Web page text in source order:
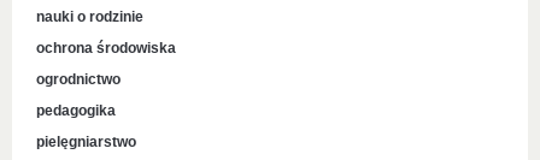
nauki o rodzinie
ochrona środowiska
ogrodnictwo
pedagogika
pielęgniarstwo